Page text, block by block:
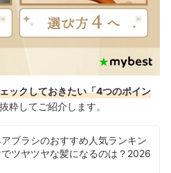
ックしておきたい「4つのポイン
粋してご紹介します。
アブラシのおすすめ人気ランキン
ツヤツヤな髪になるのは？2026